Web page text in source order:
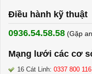
Điều hành kỹ thuật
0936.54.58.58 (Gặp
Mạng lưới các cơ
16 Cát Linh: 0337 800 116